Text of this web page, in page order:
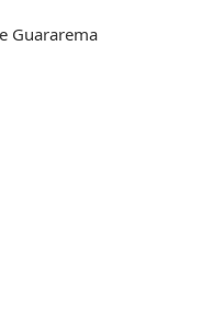
Guararema